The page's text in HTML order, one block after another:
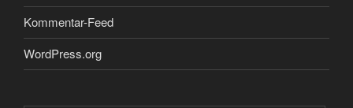
Kommentar-Feed
WordPress.org